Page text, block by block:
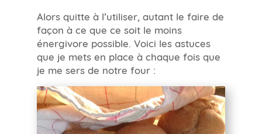
Alors quitte à l’utiliser, autant le faire de
façon à ce que ce soit le moins
énergivore possible. Voici les astuces
que je mets en place à chaque fois que
je me sers de notre four :